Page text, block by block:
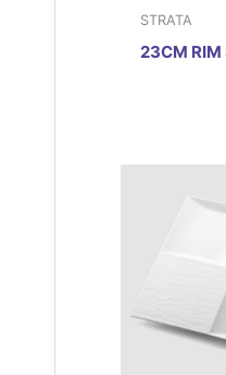
STRATA
23CM RIM